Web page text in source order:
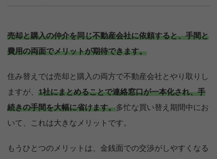
売却と購入の仲介を同じ不動産会社に依頼すると、手間と
費用の両面でメリットが期待できます。
住み替えでは売却と購入の両方で不動産会社とやり取りし
ますが、 1社にまとめることで連絡窓口が一本化され、手
続きの手間を大幅に省けます。多忙な買い替え期間中にお
いて、これは大きなメリットです。
もうひとつのメリットは、金銭面での交渉がしやすくなる